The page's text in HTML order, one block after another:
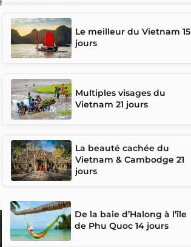
Le meilleur du Vietnam 15
jours
Multiples visages du
Vietnam 21 jours
La beauté cachée du
Vietnam & Cambodge 21
jours
De la baie d’Halong à l’île
de Phu Quoc 14 jours